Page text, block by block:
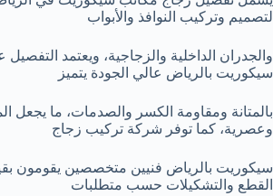
لتصميم وتركيب النوافذ والأبواب
والجدران الداخلية والزجاجية، ويعتمد
سيكوريت بالرياض عالي الجودة يتميز
بالمتانة ومقاومة الكسر والصدمات، ما يجعل
وعصرية، كما توفر شركة تركيب زجاج
سيكوريت بالرياض فنيين متخصصين يقومون
القطع والتشكيلات حسب متطلبات